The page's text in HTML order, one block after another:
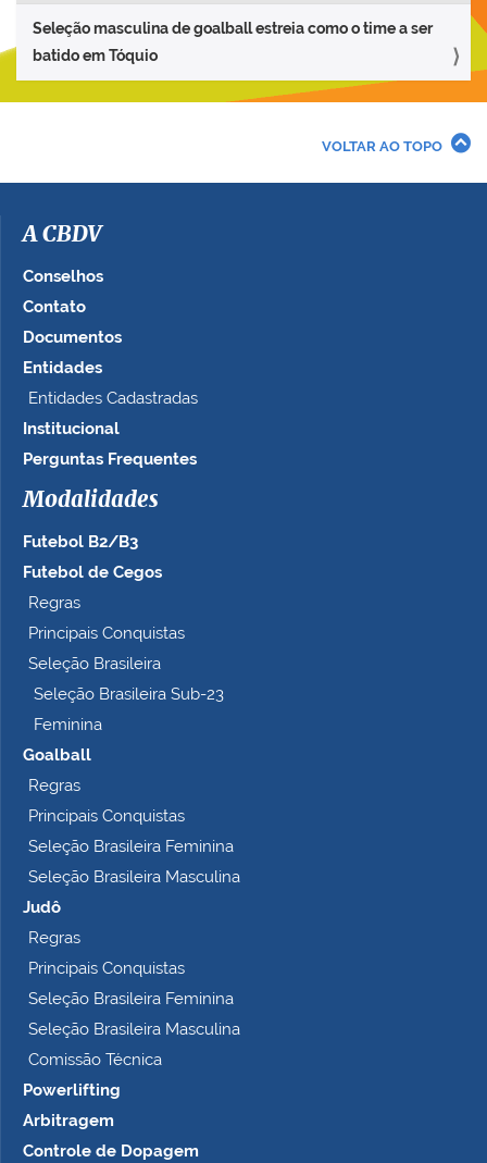
Seleção masculina de goalball estreia como o time a ser
batido em Tóquio
VOLTAR AO TOPO
A CBDV
Conselhos
Contato
Documentos
Entidades
Entidades Cadastradas
Institucional
Perguntas Frequentes
Modalidades
Futebol B2/B3
Futebol de Cegos
Regras
Principais Conquistas
Seleção Brasileira
Seleção Brasileira Sub-23
Feminina
Goalball
Regras
Principais Conquistas
Seleção Brasileira Feminina
Seleção Brasileira Masculina
Judô
Regras
Principais Conquistas
Seleção Brasileira Feminina
Seleção Brasileira Masculina
Comissão Técnica
Powerlifting
Arbitragem
Controle de Dopagem